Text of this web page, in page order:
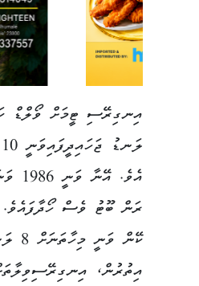
އިނގިރޭސި ޓީމަށް ވޯލްޑް
ރަން ބޫޓު ވެސް
އިތުރުން،